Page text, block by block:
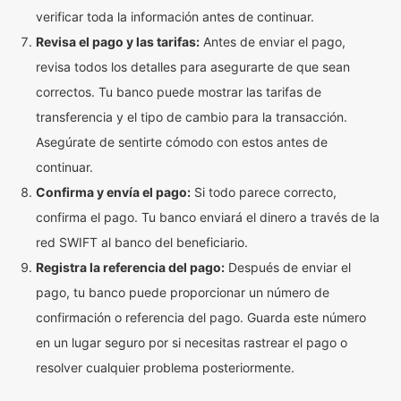
verificar toda la información antes de continuar.
Revisa el pago y las tarifas: Antes de enviar el pago,
revisa todos los detalles para asegurarte de que sean
correctos. Tu banco puede mostrar las tarifas de
transferencia y el tipo de cambio para la transacción.
Asegúrate de sentirte cómodo con estos antes de
continuar.
Confirma y envía el pago: Si todo parece correcto,
confirma el pago. Tu banco enviará el dinero a través de la
red SWIFT al banco del beneficiario.
Registra la referencia del pago: Después de enviar el
pago, tu banco puede proporcionar un número de
confirmación o referencia del pago. Guarda este número
en un lugar seguro por si necesitas rastrear el pago o
resolver cualquier problema posteriormente.